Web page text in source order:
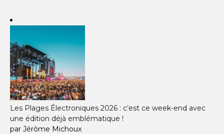
Les Plages Électroniques 2026 : c’est ce week-end avec
une édition déjà emblématique !
par Jérôme Michoux